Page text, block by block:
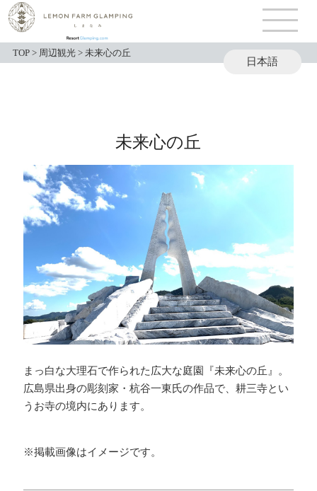
日本語
TOP > 周辺観光 >未来心の丘
未来心の丘
まっ白な大理石で作られた広大な庭園『未来心の丘』。
広島県出身の彫刻家・杭谷一東氏の作品で、耕三寺とい
うお寺の境内にあります。
※掲載画像はイメージです。